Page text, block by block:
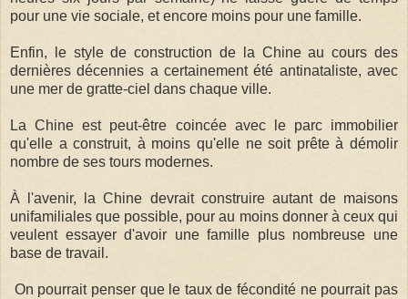
pour une vie sociale, et encore moins pour une famille.
Enfin, le style de construction de la Chine au cours des
dernières décennies a certainement été antinataliste, avec
une mer de gratte-ciel dans chaque ville.
La Chine est peut-être coincée avec le parc immobilier
qu'elle a construit, à moins qu'elle ne soit prête à démolir
nombre de ses tours modernes.
À l'avenir, la Chine devrait construire autant de maisons
unifamiliales que possible, pour au moins donner à ceux qui
veulent essayer d'avoir une famille plus nombreuse une
base de travail.
On pourrait penser que le taux de fécondité ne pourrait pas